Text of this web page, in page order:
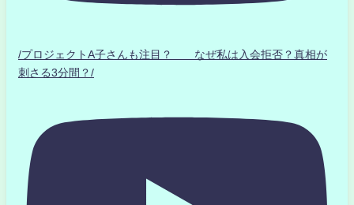
/プロジェクトA子さんも注目？ なぜ私は入会拒否？真相が
刺さる3分間？/